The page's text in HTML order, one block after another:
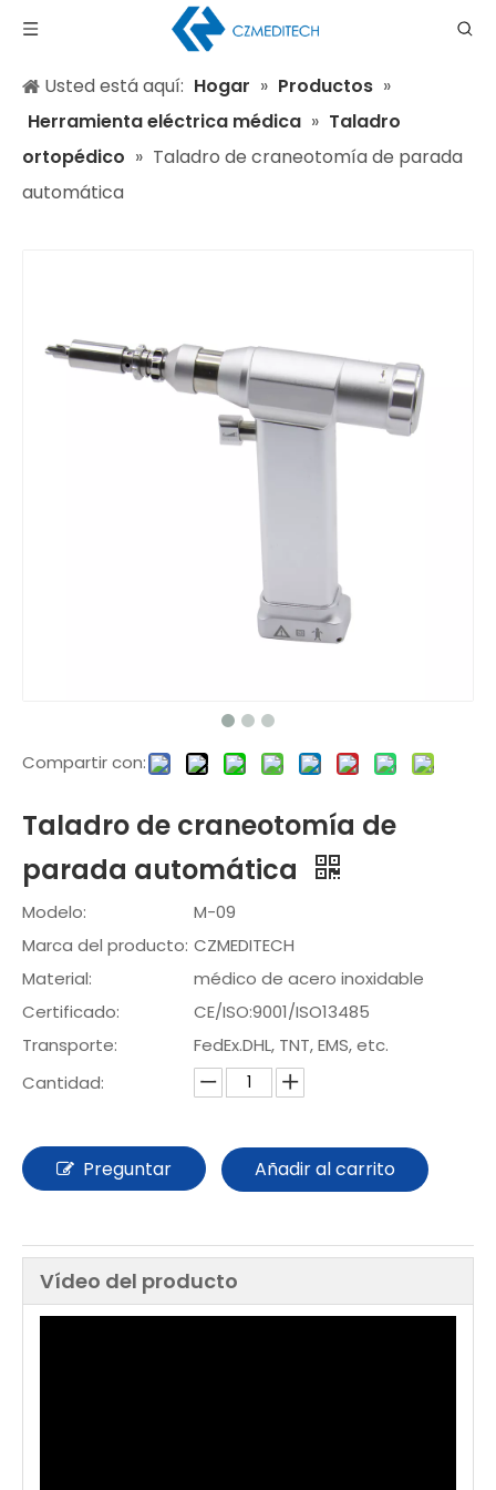
Usted está aquí: Hogar » Productos »
Herramienta eléctrica médica » Taladro
ortopédico » Taladro de craneotomía de parada
automática
Compartir con:
Taladro de craneotomía de
parada automática
Modelo:
M-09
Marca del producto: CZMEDITECH
Material:
médico de acero inoxidable
Certificado:
CE/ISO:9001/ISO13485
Transporte:
FedEx.DHL, TNT, EMS, etc.
Cantidad:
Preguntar Añadir al carrito
Vídeo del producto